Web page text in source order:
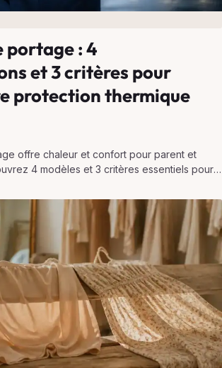
portage : 4
et 3 critères pour
protection thermique
offre chaleur et confort pour parent et
4 modèles et 3 critères essentiels pour